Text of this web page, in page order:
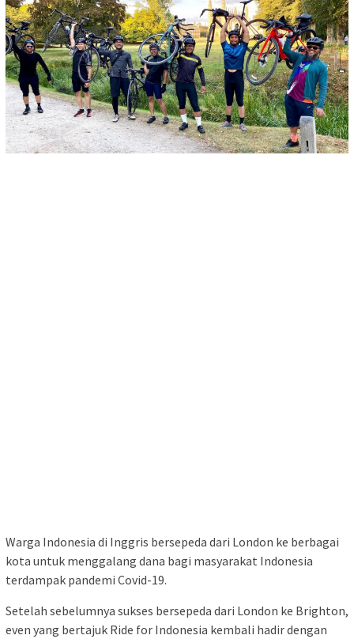
Warga Indonesia di Inggris bersepeda dari London ke berbagai
kota untuk menggalang dana bagi masyarakat Indonesia
terdampak pandemi Covid-19.
Setelah sebelumnya sukses bersepeda dari London ke Brighton,
even yang bertajuk Ride for Indonesia kembali hadir dengan